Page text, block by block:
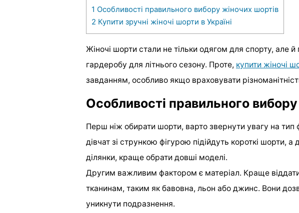
1 Особливості правильного вибору жіночих шортів
2 Купити зручні жіночі шорти в Україні
Жіночі шорти стали не тільки одягом для спорту, але
гардеробу для літнього сезону. Проте, купити жіночі
завданням, особливо якщо враховувати
Особливості правильного
Перш ніж обирати шорти, варто звернути увагу на тип
дівчат зі стрункою фігурою підійдуть короткі шорти, а
ділянки, краще обрати довші моделі.
Другим важливим фактором є матеріал. Краще
тканинам, таким як бавовна, льон або джинс. Вони
уникнути подразнення.